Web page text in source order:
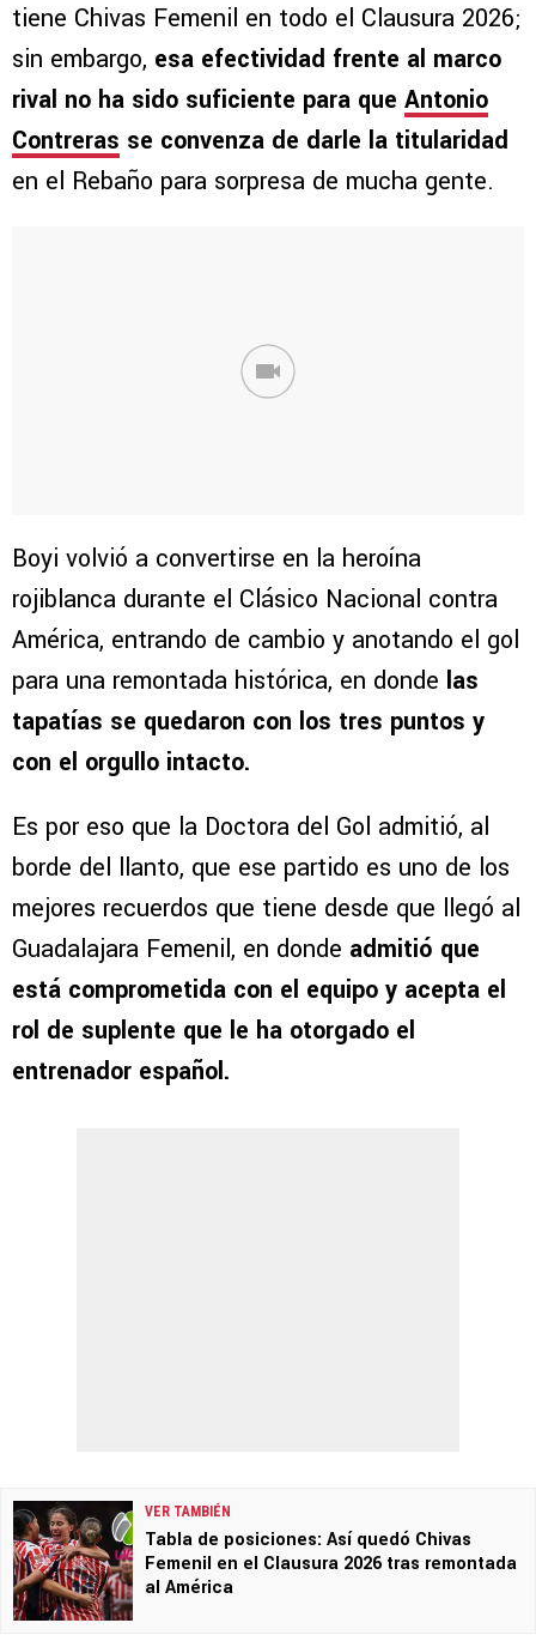
tiene Chivas Femenil en todo el Clausura 2026;
sin embargo, esa efectividad frente al marco
rival no ha sido suficiente para que Antonio
Contreras se convenza de darle la titularidad
en el Rebaño para sorpresa de mucha gente.
Boyi volvió a convertirse en la heroína
rojiblanca durante el Clásico Nacional contra
América, entrando de cambio y anotando el gol
para una remontada histórica, en donde las
tapatías se quedaron con los tres puntos y
con el orgullo intacto.
Es por eso que la Doctora del Gol admitió, al
borde del llanto, que ese partido es uno de los
mejores recuerdos que tiene desde que llegó al
Guadalajara Femenil, en donde admitió que
está comprometida con el equipo y acepta el
rol de suplente que le ha otorgado el
entrenador español.
VER TAMBIÉN
Tabla de posiciones: Así quedó Chivas
Femenil en el Clausura 2026 tras remontada
al América